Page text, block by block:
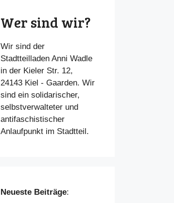
Wer sind wir?
Wir sind der
Stadtteilladen Anni Wadle
in der Kieler Str. 12,
24143 Kiel - Gaarden. Wir
sind ein solidarischer,
selbstverwalteter und
antifaschistischer
Anlaufpunkt im Stadtteil.
Neueste Beiträge: